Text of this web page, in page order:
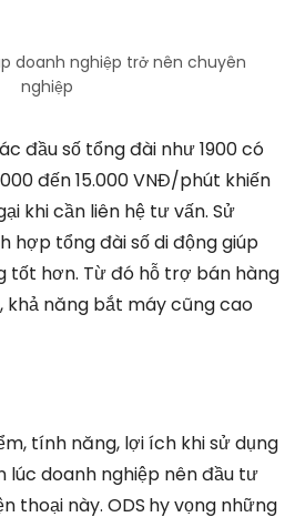
doanh nghiệp trở nên chuyên
nghiệp
đầu số tổng đài như 1900 có
đến 15.000 VNĐ/phút khiến
khi cần liên hệ tư vấn. Sử
hợp tổng đài số di động giúp
tốt hơn. Từ đó hỗ trợ bán hàng
khả năng bắt máy cũng cao
tính năng, lợi ích khi sử dụng
lúc doanh nghiệp nên đầu tư
thoại này. ODS hy vọng những